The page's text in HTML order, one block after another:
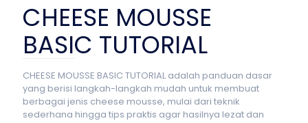
CHEESE MOUSSE
BASIC TUTORIAL
CHEESE MOUSSE BASIC TUTORIAL adalah panduan dasar
yang berisi langkah-langkah mudah untuk membuat
berbagai jenis cheese mousse, mulai dari teknik
sederhana hingga tips praktis agar hasilnya lezat dan